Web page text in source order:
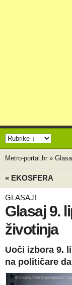
Metro-portal.hr »
« EKOSFERA
GLASAJ!
Glasaj 9.
životinja
Uoči izbora 9.
na političare